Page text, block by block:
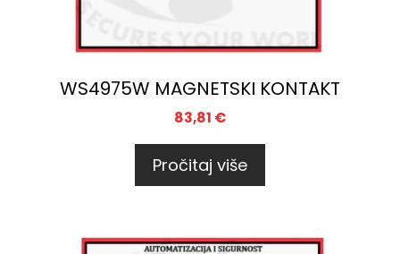
WS4975W MAGNETSKI KONTAKT
83,81 €
Pročitaj više